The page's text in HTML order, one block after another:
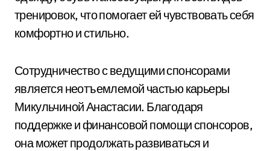
тренировок, что помогает ей чувствовать себя
комфортно и стильно.
Сотрудничество с ведущими спонсорами
является неотъемлемой частью карьеры
Микульчиной Анастасии. Благодаря
поддержке и финансовой помощи спонсоров,
она может продолжать развиваться и